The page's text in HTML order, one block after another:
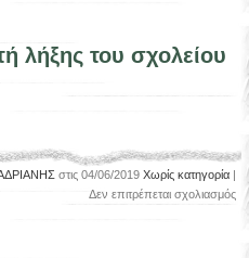
λήξης του σχολείου
στις 04/06/2019 Χωρίς κατηγορία|
Δεν επιτρέπεται σχολιασμός